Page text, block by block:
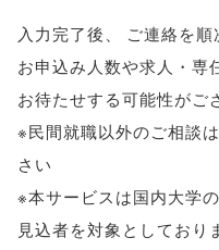
入力完了後、 ご連絡を
お申込み人数や求人・専
お待たせする可能性がご
※民間就職以外のご相談
さい
※本サービスは国内大学
見込者を対象としており